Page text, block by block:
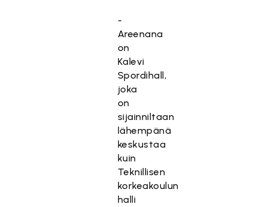
-
Areenana
on
Kalevi
Spordihall,
joka
on
sijainniltaan
lähempänä
keskustaa
kuin
Teknillisen
korkeakoulun
halli